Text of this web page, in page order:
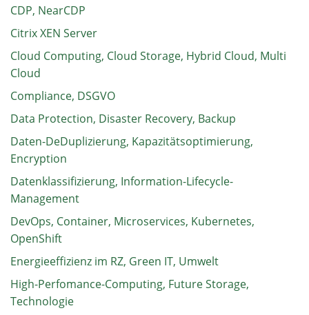
CDP, NearCDP
Citrix XEN Server
Cloud Computing, Cloud Storage, Hybrid Cloud, Multi
Cloud
Compliance, DSGVO
Data Protection, Disaster Recovery, Backup
Daten-DeDuplizierung, Kapazitätsoptimierung,
Encryption
Datenklassifizierung, Information-Lifecycle-
Management
DevOps, Container, Microservices, Kubernetes,
OpenShift
Energieeffizienz im RZ, Green IT, Umwelt
High-Perfomance-Computing, Future Storage,
Technologie